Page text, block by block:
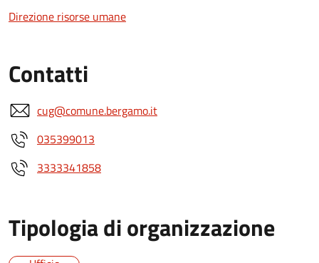
Direzione risorse umane
Contatti
cug@comune.bergamo.it
035399013
3333341858
Tipologia di organizzazione